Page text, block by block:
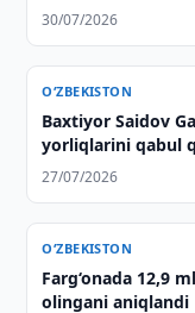
30/07/2026
O‘ZBEKISTON
Baxtiyor Saidov
yorliqlarini qabul
27/07/2026
O‘ZBEKISTON
Farg‘onada 12,9
olingani aniqlandi